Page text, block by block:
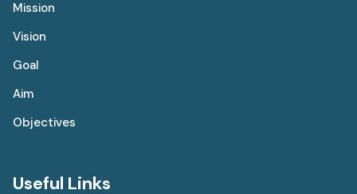
Mission
Vision
Goal
Aim
Objectives
Useful Links